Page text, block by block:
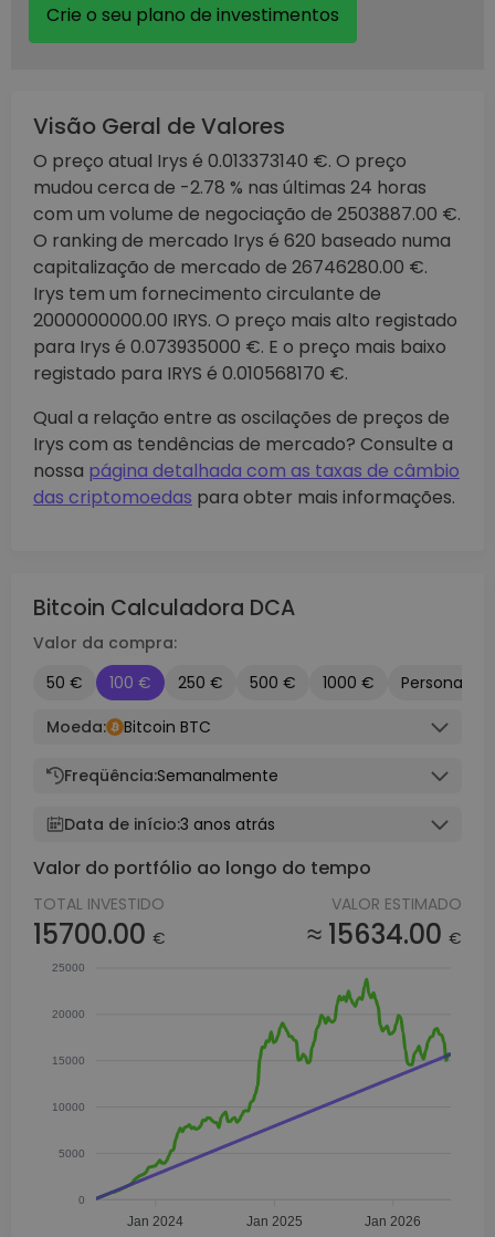
Crie o seu plano de investimentos
Visão Geral de Valores
O preço atual Irys é 0.013373140 €. O preço
mudou cerca de -2.78 % nas últimas 24 horas
com um volume de negociação de 2503887.00 €.
O ranking de mercado Irys é 620 baseado numa
capitalização de mercado de 26746280.00 €.
Irys tem um fornecimento circulante de
2000000000.00 IRYS. O preço mais alto registado
para Irys é 0.073935000 €. E o preço mais baixo
registado para IRYS é 0.010568170 €.
Qual a relação entre as oscilações de preços de
Irys com as tendências de mercado? Consulte a
nossa página detalhada com as taxas de câmbio
das criptomoedas para obter mais informações.
Bitcoin Calculadora DCA
Valor da compra:
50 €
100 € 250 € 500 € 1000 €
Moeda:
Bitcoin BTC
Freqüência:Semanalmente
Data de início:3 anos atrás
Valor do portfólio ao longo do tempo
TOTAL INVESTIDO
15700.00 €
VALOR ESTIMADO
≈ 15634.00 €
25000
20000
15000
10000
5000
0
Jan 2024 Jan 2025 Jan 2026